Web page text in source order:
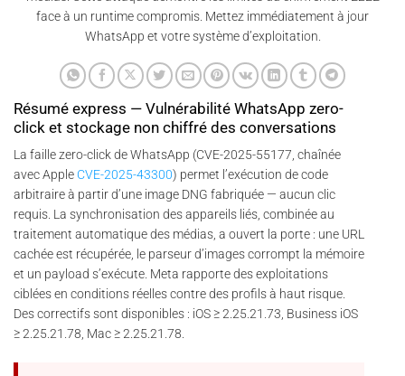
face à un runtime compromis. Mettez immédiatement à jour
WhatsApp et votre système d’exploitation.
Résumé express — Vulnérabilité WhatsApp zero-
click et stockage non chiffré des conversations
La faille zero-click de WhatsApp (CVE-2025-55177, chaînée
avec Apple CVE-2025-43300) permet l’exécution de code
arbitraire à partir d’une image DNG fabriquée — aucun clic
requis. La synchronisation des appareils liés, combinée au
traitement automatique des médias, a ouvert la porte : une URL
cachée est récupérée, le parseur d’images corrompt la mémoire
et un payload s’exécute. Meta rapporte des exploitations
ciblées en conditions réelles contre des profils à haut risque.
Des correctifs sont disponibles : iOS ≥ 2.25.21.73, Business iOS
≥ 2.25.21.78, Mac ≥ 2.25.21.78.